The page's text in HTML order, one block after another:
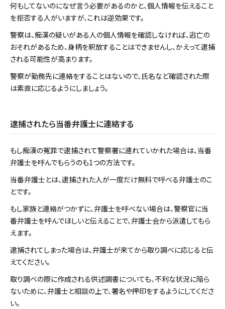
何もしてないのになぜ言う必要があるのかと、個人情報を伝えること
を拒否する人がいますが、これは逆効果です。
警察は、痴漢の疑いがある人の個人情報を確認しなければ、逃亡の
おそれがあるため、身柄を釈放することはできませんし、かえって逮捕
される可能性が高まります。
警察が勤務先に連絡をすることはないので、氏名など確認された際
は素直に応じるようにしましょう。
逮捕されたら当番弁護士に連絡する
もし痴漢の冤罪で逮捕されて警察署に連れていかれた場合は、当番
弁護士を呼んでもらうのも1つの方法です。
当番弁護士とは、逮捕された人が一度だけ無料で呼べる弁護士のこ
とです。
もし家族と連絡がつかずに、弁護士を呼べない場合は、警察官に当
番弁護士を呼んでほしいと伝えることで、弁護士会から派遣してもら
えます。
逮捕されてしまった場合は、弁護士が来てから取り調べに応じると伝
えてください。
取り調べの際に作成される供述調書についても、不利な状況に陥ら
ないために、弁護士と相談の上で、署名や押印をするようにしてくださ
い。